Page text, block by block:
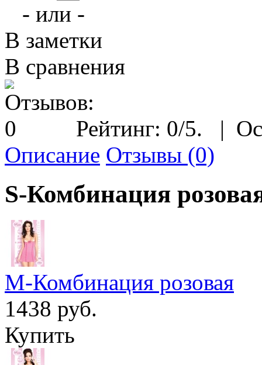
- или -
В заметки
В сравнения
Рейтинг: 0/5. |
Описание Отзывы (0)
S-Комбинация
M-Комбинация розовая
1438 руб.
Купить